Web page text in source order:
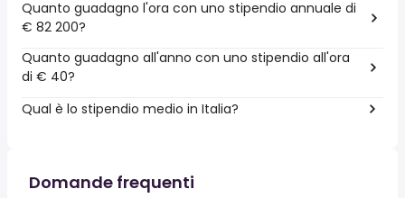
Quanto guadagno l'ora con uno stipendio annuale di
€ 82 200?
Quanto guadagno all'anno con uno stipendio all'ora
di € 40?
Qual è lo stipendio medio in Italia?
Domande frequenti